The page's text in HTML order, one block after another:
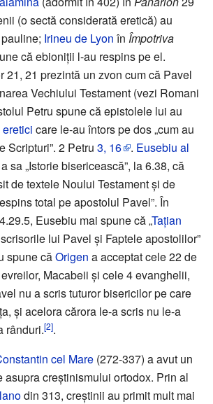
(o sectă considerată eretică) au
Irineu de Lyon în Împotriva
că ebioniții l-au respins pe el.
21, 21 prezintă un zvon cum că Pavel
Vechiului Testament (vezi Romani
Petru spune că epistolele lui au
eretici care le-au întors pe dos „cum au
Scripturi”. 2 Petru 3, 16 . Eusebiu al
sa „Istorie bisericească”, la 6.38, că
de textele Noului Testament și de
total pe apostolul Pavel”. În
Eusebiu mai spune că „Tațian
lui Pavel și Faptele apostolilor”
spune căOrigen a acceptat cele 22 de
Macabeii și cele 4 evanghelii,
nu a scris tuturor bisericilor pe care
și acelora cărora le-a scris nu le-a
rânduri.[2].
cel Mare (272-337) a avut un
asupra creștinismului ortodox. Prin al
din 313, creștinii au primit mult mai